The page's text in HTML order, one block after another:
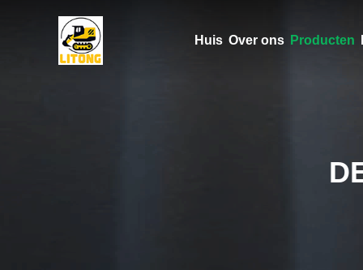
Huis Over ons Producten